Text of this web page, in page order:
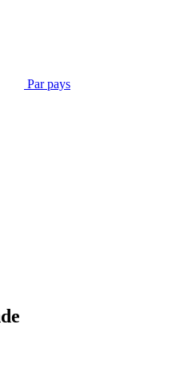
Par pays